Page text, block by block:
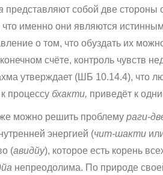
представляют собой две
именно они являются
о том, что обуздать их
счёте, контроль чувств
утверждает (ШБ 10.14.4), что
процессу бхакти, приведёт к
можно решить проблему раги-
энергией (чит-шакти
(авидйу), которое есть корень
непреодолима. По природе